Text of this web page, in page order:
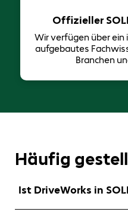
Offizieller
Wir verfügen über ein
aufgebautes
Branchen
Häufig
Ist DriveWorks in
DriveWorksXpress ist